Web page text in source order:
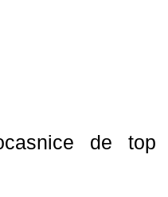
de top